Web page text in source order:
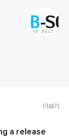
더보기
a release